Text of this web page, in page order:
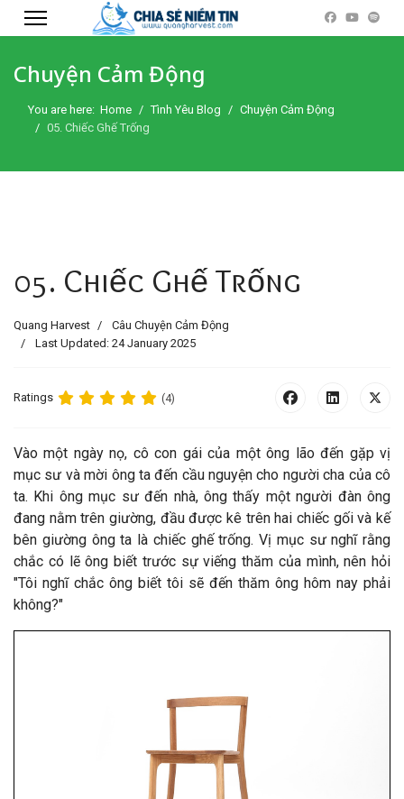
Chuyện Cảm Động
You are here: Home Tình Yêu Blog
Chuyện Cảm Động
05. Chiếc Ghế Trống
05. Chiếc Ghế Trống
Quang Harvest
Câu Chuyện Cảm Động
Last Updated: 24 January 2025
Ratings (4)
Vào một ngày nọ, cô con gái của một ông lão đến gặp vị
mục sư và mời ông ta đến cầu nguyện cho người cha của cô
ta. Khi ông mục sư đến nhà, ông thấy một người đàn ông
đang nằm trên giường, đầu được kê trên hai chiếc gối và kế
bên giường ông ta là chiếc ghế trống. Vị mục sư nghĩ rằng
chắc có lẽ ông biết trước sự viếng thăm của mình, nên hỏi
"Tôi nghĩ chắc ông biết tôi sẽ đến thăm ông hôm nay phải
không?"